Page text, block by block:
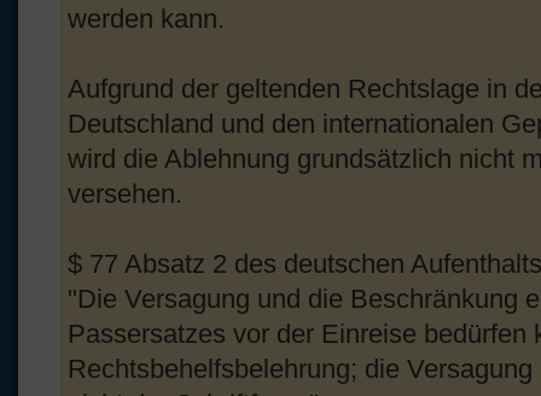
werden kann.
Aufgrund der geltenden Rechtslage in
Deutschland und den internationalen
wird die Ablehnung grundsätzlich nicht
versehen.
$ 77 Absatz 2 des deutschen
"Die Versagung und die Beschränkung
Passersatzes vor der Einreise bedürfen
Rechtsbehelfsbelehrung; die